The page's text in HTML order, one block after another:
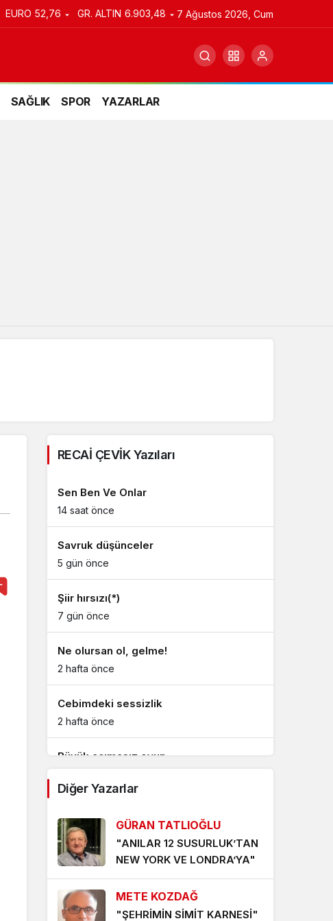
EURO 52,76 GR. ALTIN 6.903,48 7 Ağustos 2026, Cum
SAĞLIK SPOR YAZARLAR
RECAİ ÇEVİK Yazıları
Sen Ben Ve Onlar
14 saat önce
Savruk düşünceler
5 gün önce
Şiir hırsızı(*)
7 gün önce
Ne olursan ol, gelme!
2 hafta önce
Cebimdeki sessizlik
2 hafta önce
Büyük acımasız oyun
3 hafta önce
Erdek cennetim benim!
4 hafta önce
Şiir hırsızı(*)
Diğer Yazarlar
GÜRAN TATLIOĞLU
"ANILAR 12 SUSURLUK’TAN
NEW YORK VE LONDRA’YA"
METE KOZDAĞ
"ŞEHRİMİN SİMİT KARNESİ"